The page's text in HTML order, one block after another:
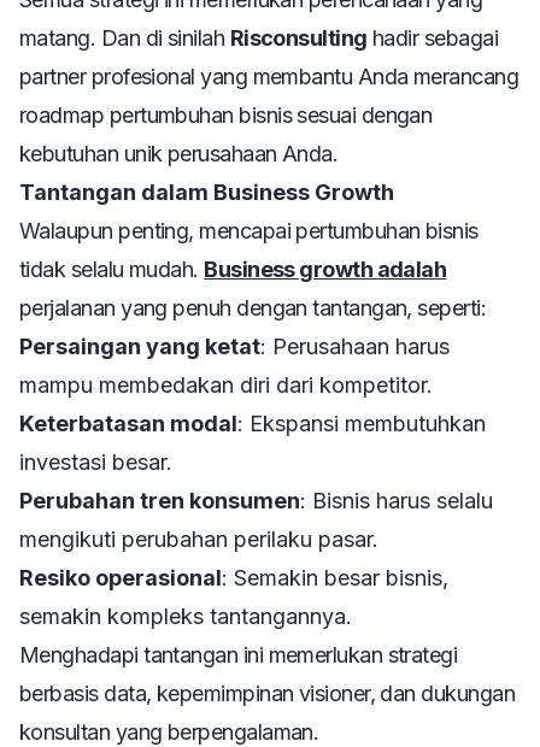
matang. Dan di sinilah Risconsulting hadir sebagai
partner profesional yang membantu Anda merancang
roadmap pertumbuhan bisnis sesuai dengan
kebutuhan unik perusahaan Anda.
Tantangan dalam Business Growth
Walaupun penting, mencapai pertumbuhan bisnis
tidak selalu mudah. Business growth adalah
perjalanan yang penuh dengan tantangan, seperti:
Persaingan yang ketat: Perusahaan harus
mampu membedakan diri dari kompetitor.
Keterbatasan modal: Ekspansi membutuhkan
investasi besar.
Perubahan tren konsumen: Bisnis harus selalu
mengikuti perubahan perilaku pasar.
Resiko operasional: Semakin besar bisnis,
semakin kompleks tantangannya.
Menghadapi tantangan ini memerlukan strategi
berbasis data, kepemimpinan visioner, dan dukungan
konsultan yang berpengalaman.